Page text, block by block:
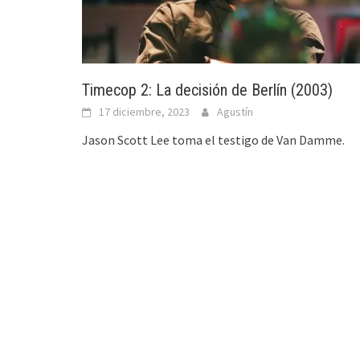
Timecop 2: La decisión de Berlín (2003)
17 diciembre, 2023 Agustín
Jason Scott Lee toma el testigo de Van Damme.